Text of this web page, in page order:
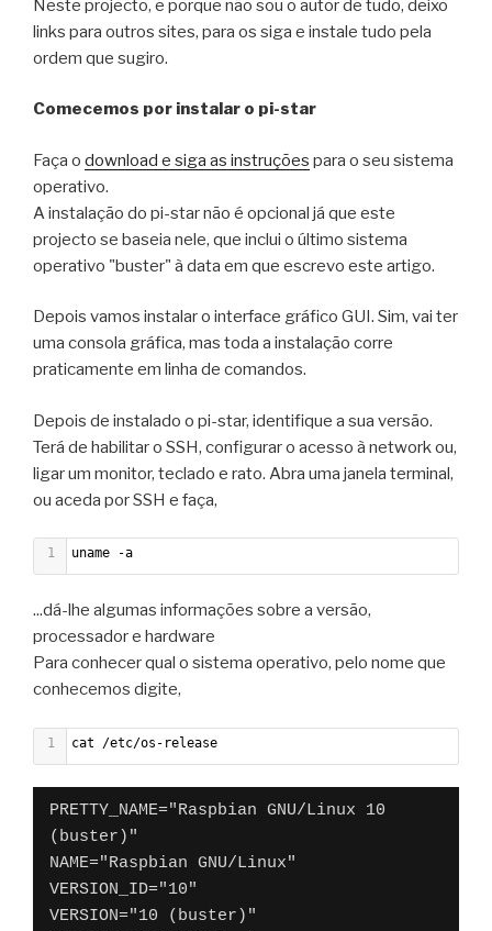
Neste projecto, e porque não sou o autor de tudo, deixo
links para outros sites, para os siga e instale tudo pela
ordem que sugiro.
Comecemos por instalar o pi-star
Faça o download e siga as instruções para o seu sistema
operativo.
A instalação do pi-star não é opcional já que este
projecto se baseia nele, que inclui o último sistema
operativo "buster" à data em que escrevo este artigo.
Depois vamos instalar o interface gráfico GUI. Sim, vai ter
uma consola gráfica, mas toda a instalação corre
praticamente em linha de comandos.
Depois de instalado o pi-star, identifique a sua versão.
Terá de habilitar o SSH, configurar o acesso à network ou,
ligar um monitor, teclado e rato. Abra uma janela terminal,
ou aceda por SSH e faça,
1 uname -a
...dá-lhe algumas informações sobre a versão,
processador e hardware
Para conhecer qual o sistema operativo, pelo nome que
conhecemos digite,
1 cat /etc/os-release
PRETTY_NAME="Raspbian GNU/Linux 10
(buster)"
NAME="Raspbian GNU/Linux"
VERSION_ID="10"
VERSION="10 (buster)"